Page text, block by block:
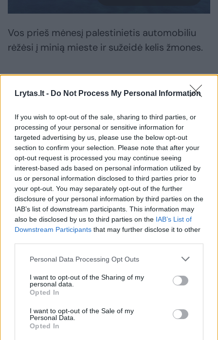
Lrytas.lt - Do Not Process My Personal Information
If you wish to opt-out of the sale, sharing to third parties, or
processing of your personal or sensitive information for
targeted advertising by us, please use the below opt-out
section to confirm your selection. Please note that after your
opt-out request is processed you may continue seeing
interest-based ads based on personal information utilized by
us or personal information disclosed to third parties prior to
your opt-out. You may separately opt-out of the further
disclosure of your personal information by third parties on the
IAB’s list of downstream participants. This information may
also be disclosed by us to third parties on the IAB’s List of
Downstream Participants that may further disclose it to other
Personal Data Processing Opt Outs
I want to opt-out of the Sharing of my
personal data.
Opted In
I want to opt-out of the Sale of my
Personal Data.
Opted In
Vos prieš mėnesį palestinietis automobiliu
rėžėsi į minią mieste ir sužeidė kelis žmones.
Kaip teigė kelios palestiniečių kovotojų
grupuotės, išpuolis buvo atsakas į dieną
puolimą.
Penktadienį per susirėmimus netoli Ramalos
žydų naujakuriai nušovė 19-metį palestinietį ir
sužeidė kitus.
Penktadienį Palestinos sveikatos apsaugos
ministerija pranešė, kad ginkluoti Izraelio
naujakuriai įžengė į Burkos kaimą, esantį į
rytus nuo Ramalos miesto. Ten jie taip pat
padegė dvi transporto priemones, pranešė
Palestinos naujienų agentūra WAFA. Pasak